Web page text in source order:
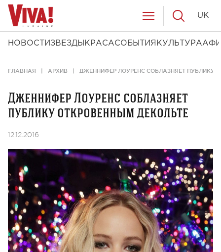
НОВОСТИ ЗВЕЗДЫ КРАСАСОБЫТИЯ КУЛЬТУРА
UK
ГЛАВНАЯ АРХИВ ДЖЕННИФЕР ЛОУРЕНС СОБЛАЗНЯЕТ ПУБЛИКУ
Дженнифер Лоуренс соблазняет
публику откровенным декольте
12.12.2016